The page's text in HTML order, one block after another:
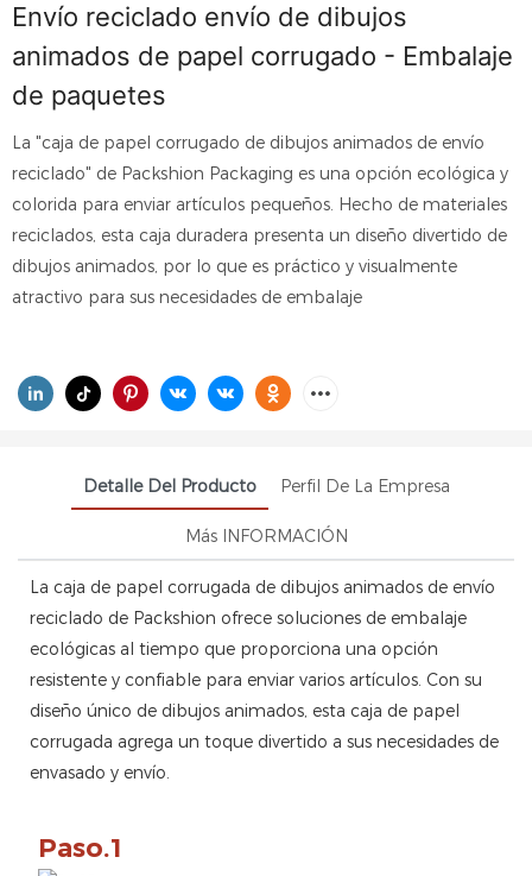
Envío reciclado envío de dibujos
animados de papel corrugado - Embalaje
de paquetes
La "caja de papel corrugado de dibujos animados de envío
reciclado" de Packshion Packaging es una opción ecológica y
colorida para enviar artículos pequeños. Hecho de materiales
reciclados, esta caja duradera presenta un diseño divertido de
dibujos animados, por lo que es práctico y visualmente
atractivo para sus necesidades de embalaje
Detalle Del Producto Perfil De La Empresa
Más INFORMACIÓN
La caja de papel corrugada de dibujos animados de envío
reciclado de Packshion ofrece soluciones de embalaje
ecológicas al tiempo que proporciona una opción
resistente y confiable para enviar varios artículos. Con su
diseño único de dibujos animados, esta caja de papel
corrugada agrega un toque divertido a sus necesidades de
envasado y envío.
Paso.1